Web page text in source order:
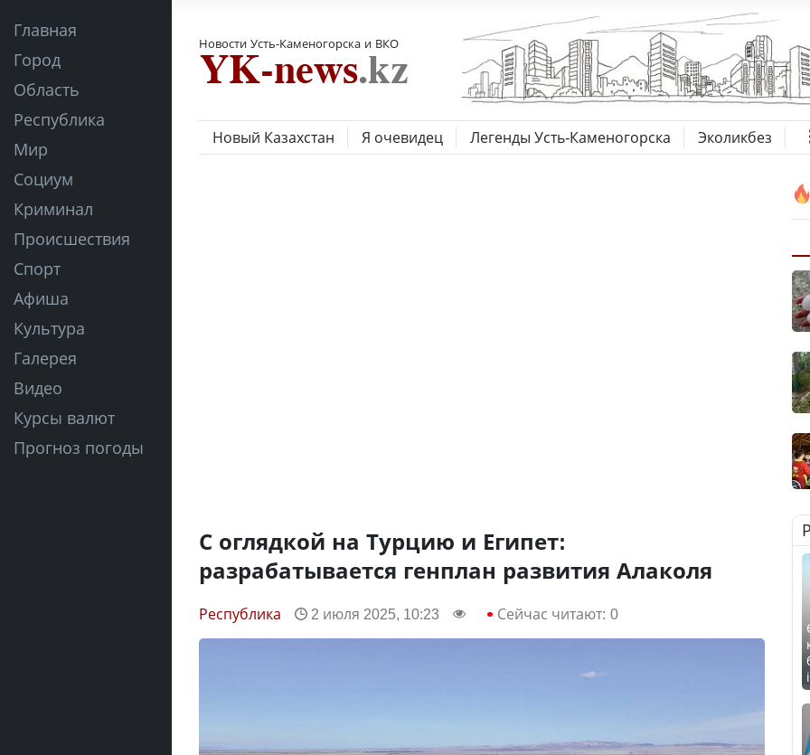
Главная
Город
Область
Республика
Мир
Социум
Криминал
Происшествия
Спорт
Афиша
Культура
Галерея
Видео
Курсы валют
Прогноз погоды
Новости Усть-Каменогорска и ВКО
Новый Казахстан Я очевидец Легенды Усть-Каменогорска Эколикбез
С оглядкой на Турцию и Египет:
разрабатывается генплан развития Алаколя
Республика 2 июля 2025, 10:23 Сейчас читают: 0